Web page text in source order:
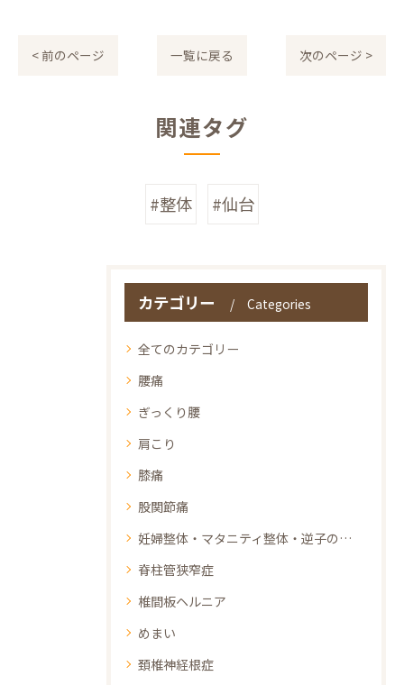
< 前のページ 一覧に戻る 次のページ >
関連タグ
#整体 #仙台
カテゴリー Categories
全てのカテゴリー
腰痛
ぎっくり腰
肩こり
膝痛
股関節痛
妊婦整体・マタニティ整体・逆子の整体
脊柱管狭窄症
椎間板ヘルニア
めまい
頚椎神経根症